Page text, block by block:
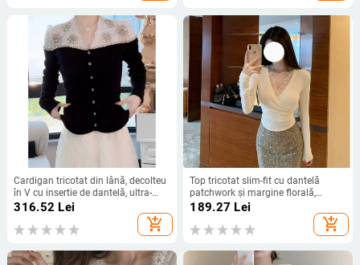
Cardigan tricotat din lână, decolteu
în V cu insertie de dantelă, ultra-
subțire, lungime extinsă
316.52 Lei
add_shopping_cart
Top tricotat slim-fit cu dantelă
patchwork și margine florală,
decolteu în V, mâneci lungi
189.27 Lei
add_shopping_cart